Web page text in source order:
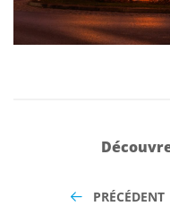
PRÉCÉDENT